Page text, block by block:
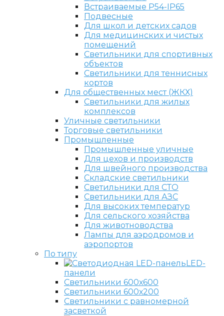
Встраиваемые P54-IP65
Подвесные
Для школ и детских садов
Для медицинских и чистых
помещений
Светильники для спортивных
объектов
Светильники для теннисных
кортов
Для общественных мест (ЖКХ)
Светильники для жилых
комплексов
Уличные светильники
Торговые светильники
Промышленные
Промышленные уличные
Для цехов и производств
Для швейного производства
Складские светильники
Светильники для СТО
Светильники для АЗС
Для высоких температур
Для сельского хозяйства
Для животноводства
Лампы для аэродромов и
аэропортов
По типу
LED-
панели
Светильники 600х600
Светильники 600х200
Светильники с равномерной
засветкой